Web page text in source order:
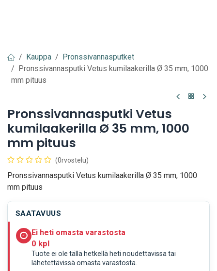
Kauppa
Pronssivannasputket
Pronssivannasputki Vetus kumilaakerilla Ø 35 mm, 1000
mm pituus
Pronssivannasputki Vetus
kumilaakerilla Ø 35 mm, 1000
mm pituus
(0rvostelu)
Pronssivannasputki Vetus kumilaakerilla Ø 35 mm, 1000
mm pituus
SAATAVUUS
Ei heti omasta varastosta
0 kpl
Tuote ei ole tällä hetkellä heti noudettavissa tai
lähetettävissä omasta varastosta.